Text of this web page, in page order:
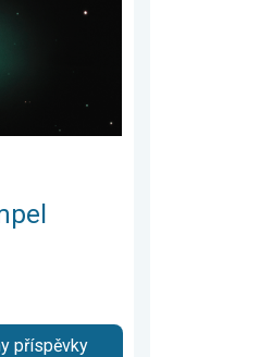
příspěvky